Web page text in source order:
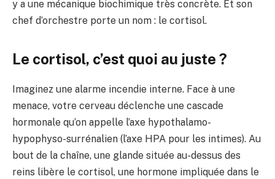
y a une mécanique biochimique très concrète. Et son
chef d’orchestre porte un nom : le cortisol.
Le cortisol, c’est quoi au juste ?
Imaginez une alarme incendie interne. Face à une
menace, votre cerveau déclenche une cascade
hormonale qu’on appelle l’axe hypothalamo-
hypophyso-surrénalien (l’axe HPA pour les intimes). Au
bout de la chaîne, une glande située au-dessus des
reins libère le cortisol, une hormone impliquée dans le